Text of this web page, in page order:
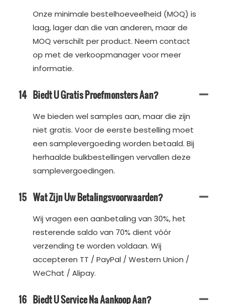
Onze minimale bestelhoeveelheid (MOQ) is
laag, lager dan die van anderen, maar de
MOQ verschilt per product. Neem contact
op met de verkoopmanager voor meer
informatie.
14 Biedt U Gratis Proefmonsters Aan?
We bieden wel samples aan, maar die zijn
niet gratis. Voor de eerste bestelling moet
een samplevergoeding worden betaald. Bij
herhaalde bulkbestellingen vervallen deze
samplevergoedingen.
15 Wat Zijn Uw Betalingsvoorwaarden?
Wij vragen een aanbetaling van 30%, het
resterende saldo van 70% dient vóór
verzending te worden voldaan. Wij
accepteren TT / PayPal / Western Union /
WeChat / Alipay.
16 Biedt U Service Na Aankoop Aan?